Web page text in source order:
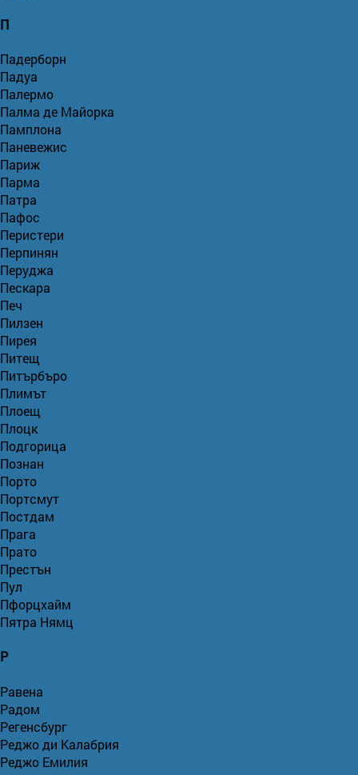
П
Падерборн
Падуа
Палермо
Палма де Майорка
Памплона
Паневежис
Париж
Парма
Патра
Пафос
Перистери
Перпинян
Перуджа
Пескара
Печ
Пилзен
Пирея
Питещ
Питърбъро
Плимът
Плоещ
Плоцк
Подгорица
Познан
Порто
Портсмут
Постдам
Прага
Прато
Престън
Пул
Пфорцхайм
Пятра Нямц
Р
Равена
Радом
Регенсбург
Реджо ди Калабрия
Реджо Емилия